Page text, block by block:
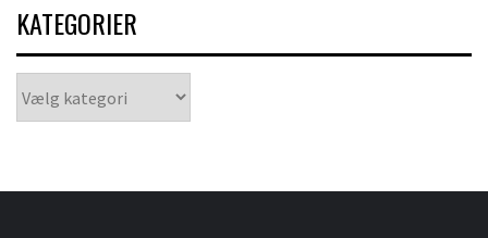
KATEGORIER